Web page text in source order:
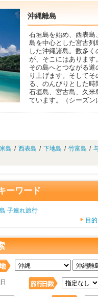
沖縄離島
石垣島を始め、西表
島を中心とした宮古
した沖縄諸島。数多
が、そこにはありま
その島へとつながる
り上げます。そして
る、のんびりとした
石垣島、宮古島、久
ています。（シーズ
島 / 西表島 / 下地島 / 竹富島 /
ーワード
子連れ旅行
目
日